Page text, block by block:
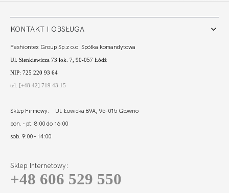
YES FIGI
KONTAKT I OBSŁUGA
Fashiontex Group Sp.z o.o. Spółka komandytowa
Ul. Sienkiewicza 73 lok. 7, 90-057 Łódź
NIP: 725 220 93 64
tel. [+48 42] 719 43 15
Sklep Firmowy: Ul. Łowicka 89A, 95-015 Głowno
pon. - pt. 8:00 do 16:00
sob. 9:00 - 14:00
Sklep Internetowy:
+48 606 529 550